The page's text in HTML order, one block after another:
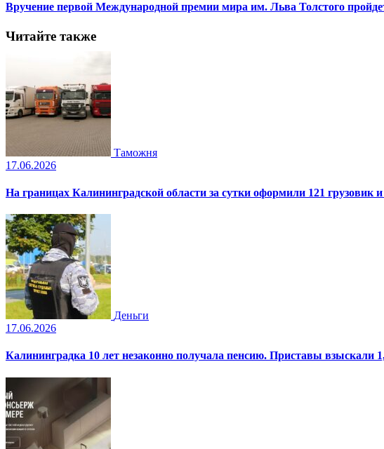
Вручение первой Международной премии мира им. Льва Толстого
Читайте также
Таможня
17.06.2026
На границах Калининградской области за сутки оформили 121 грузовик
Деньги
17.06.2026
Калининградка 10 лет незаконно получала пенсию. Приставы взыскали